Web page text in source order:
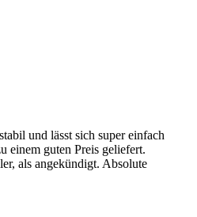
und lässt sich super einfach
einem guten Preis geliefert.
als angekündigt. Absolute